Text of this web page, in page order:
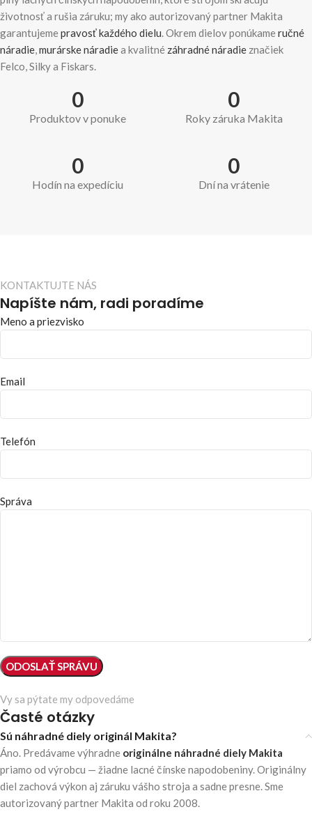
životnosť a rušia záruku; my ako autorizovaný partner Makita
garantujemepravosť každého dielu. Okrem dielov ponúkameručné
náradie,murárske náradiea kvalitné záhradné náradie značiek
Felco, Silky a Fiskars.
0
Produktov v ponuke
0
Roky záruka Makita
0
Hodín na expedíciu
0
Dní na vrátenie
Vy sa pýtate my odpovedáme
Časté otázky
Sú náhradné diely originál Makita?
Áno. Predávame výhradne originálne náhradné diely Makita
priamo od výrobcu — žiadne lacné čínske napodobeniny. Originálny
diel zachová výkon aj záruku vášho stroja a sadne presne. Sme
autorizovaný partner Makita od roku 2008.
KONTAKTUJTE NÁS
Napíšte nám, radi poradíme
Meno a priezvisko
Email
Telefón
Správa